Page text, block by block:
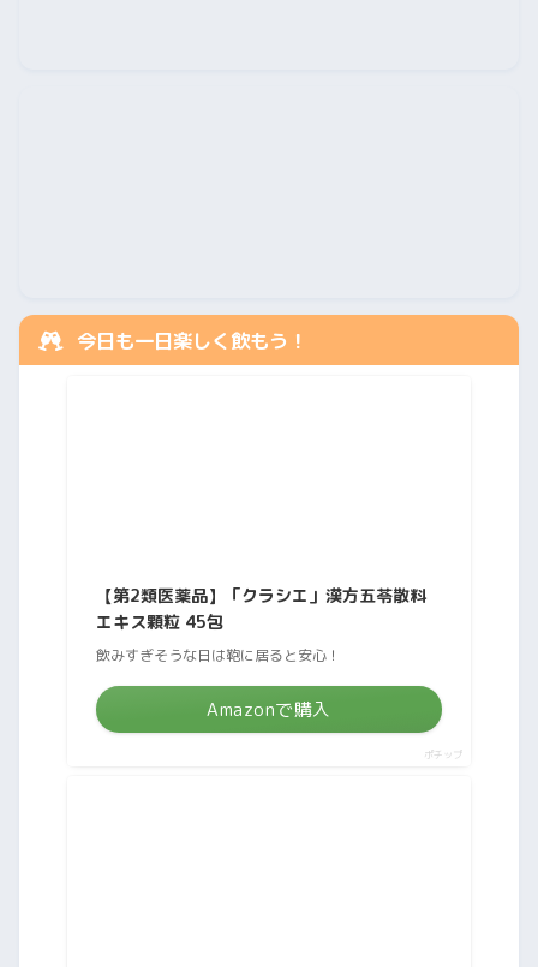
今日も一日楽しく飲もう！
【第2類医薬品】「クラシエ」漢方五苓散料
エキス顆粒 45包
飲みすぎそうな日は鞄に居ると安心！
Amazonで購入
ポチップ